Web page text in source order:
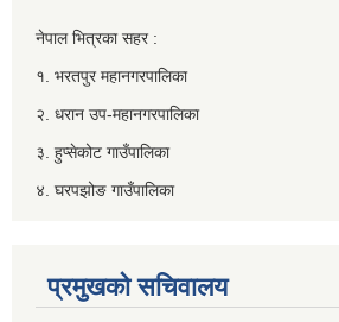
नेपाल भित्रका सहर :
१. भरतपुर महानगरपालिका
२. धरान उप-महानगरपालिका
३. हुप्सेकोट गाउँपालिका
४. घरपझोङ गाउँपालिका
प्रमुखको सचिवालय